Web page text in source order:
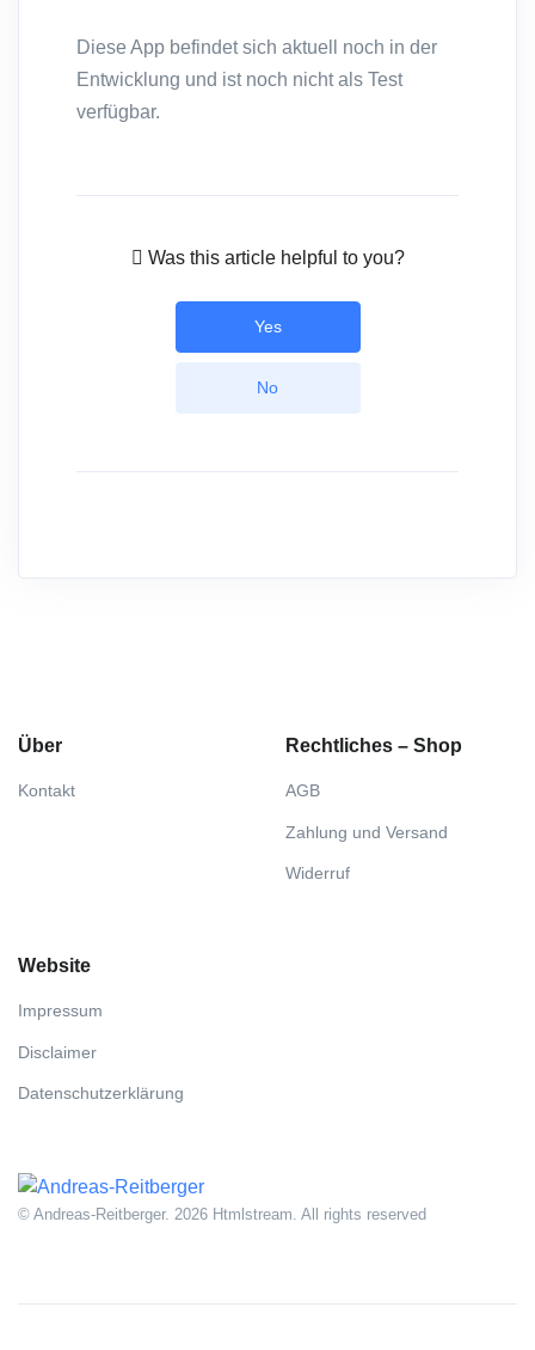
Diese App befindet sich aktuell noch in der
Entwicklung und ist noch nicht als Test
verfügbar.
Was this article helpful to you?
Yes
No
Über
Kontakt
Rechtliches – Shop
AGB
Zahlung und Versand
Widerruf
Website
Impressum
Disclaimer
Datenschutzerklärung
© Andreas-Reitberger. 2026 Htmlstream. All rights reserved